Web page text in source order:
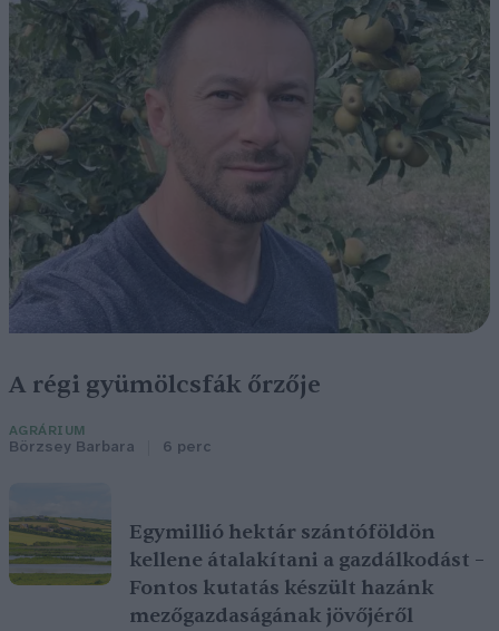
A régi gyümölcsfák őrzője
AGRÁRIUM
Börzsey Barbara 6 perc
Egymillió hektár szántóföldön
kellene átalakítani a gazdálkodást –
Fontos kutatás készült hazánk
mezőgazdaságának jövőjéről